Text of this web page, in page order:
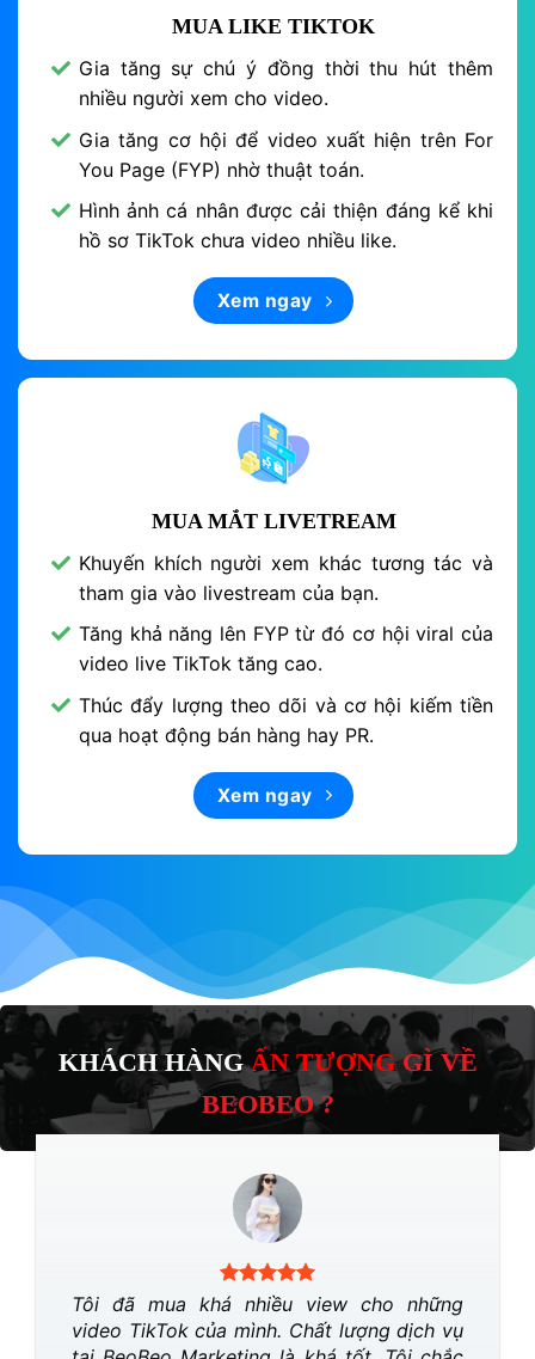
MUA LIKE TIKTOK
Gia tăng sự chú ý đồng thời thu hút thêm
nhiều người xem cho video.
Gia tăng cơ hội để video xuất hiện trên For
You Page (FYP) nhờ thuật toán.
Hình ảnh cá nhân được cải thiện đáng kể khi
hồ sơ TikTok chưa video nhiều like.
Xem ngay
MUA MẮT LIVETREAM
Khuyến khích người xem khác tương tác và
tham gia vào livestream của bạn.
Tăng khả năng lên FYP từ đó cơ hội viral của
video live TikTok tăng cao.
Thúc đẩy lượng theo dõi và cơ hội kiếm tiền
qua hoạt động bán hàng hay PR.
Xem ngay
KHÁCH HÀNGẤN TƯỢNG GÌ VỀ
BEOBEO ?
Tôi đã mua khá nhiều view cho những
video TikTok của mình. Chất lượng dịch vụ